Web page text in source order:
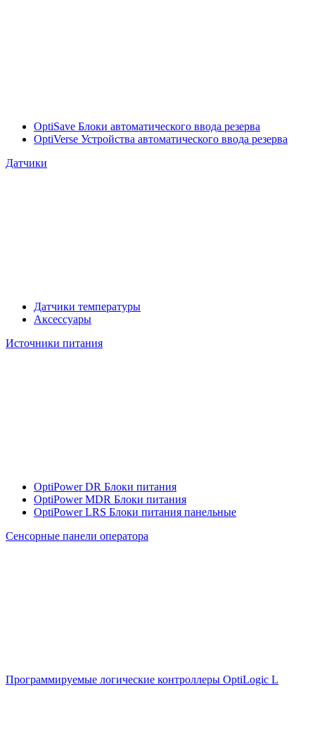
OptiSave Блоки автоматического ввода резерва
OptiVerse Устройства автоматического ввода резерва
Датчики
Датчики температуры
Аксессуары
Источники питания
OptiPower DR Блоки питания
OptiPower MDR Блоки питания
OptiPower LRS Блоки питания панельные
Сенсорные панели оператора
Программируемые логические контроллеры OptiLogic L